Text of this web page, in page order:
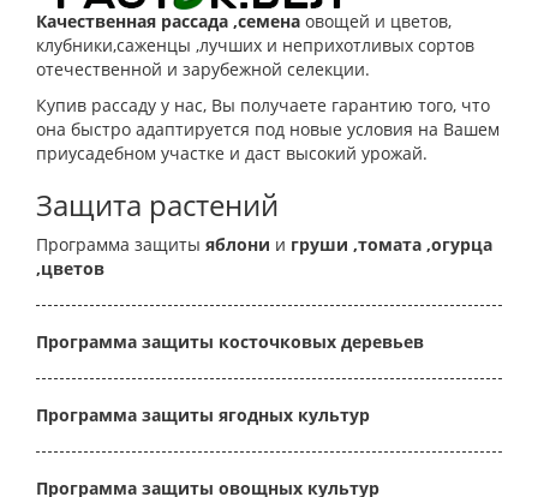
Качественная рассада ,семена овощей и цветов,
клубники,саженцы ,лучших и неприхотливых сортов
отечественной и зарубежной селекции.
Купив рассаду у нас, Вы получаете гарантию того, что
она быстро адаптируется под новые условия на Вашем
приусадебном участке и даст высокий урожай.
Защита растений
Программа защиты яблони и груши ,томата ,огурца
,цветов
Программа защиты косточковых деревьев
Программа защиты ягодных культур
Программа защиты овощных культур